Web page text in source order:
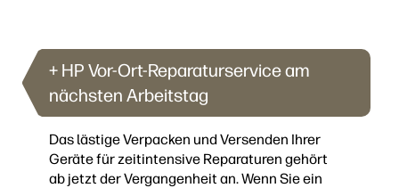
+ HP Vor-Ort-Reparaturservice am
nächsten Arbeitstag
Das lästige Verpacken und Versenden Ihrer
Geräte für zeitintensive Reparaturen gehört
ab jetzt der Vergangenheit an. Wenn Sie ein